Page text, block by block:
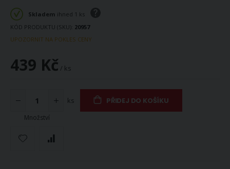
Skladem ihned 1 ks
KÓD PRODUKTU (SKU) 20957
UPOZORNIT NA POKLES CENY
439 Kč / ks
Množství
ks PŘIDEJ DO KOŠÍKU